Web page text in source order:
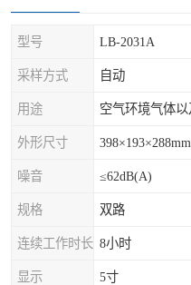
型号 LB-2031A
采样方式 自动
用途 空气环境气体
外形尺寸 398×193×288mm
噪音 ≤62dB(A)
规格 双路
连续工作时长 8小时
显示 5寸